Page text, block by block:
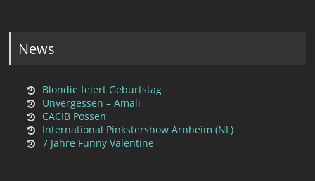
News
Blondie feiert Geburtstag
Unvergessen – Amali
CACIB Possen
International Pinkstershow Arnheim (NL)
7 Jahre Funny Valentine